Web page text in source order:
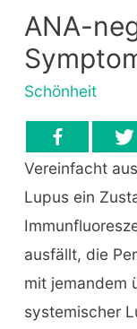
ANA-
Schönheit
Vereinfacht
Lupus ein
ausfällt, die
mit jemandem
systemischer